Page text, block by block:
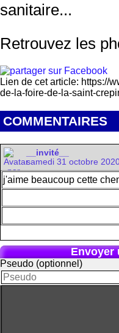
sanitaire...
Retrouvez les
Lien de cet article: https://
de-la-foire-de-la-saint-
COMMENTAIRES
__invité__
samedi 31 octobre
j'aime beaucoup cette
Envoyer
Pseudo (optionnel)